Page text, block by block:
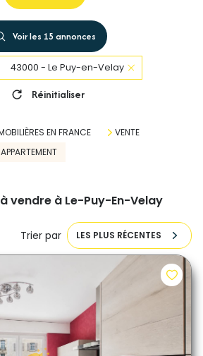
Voir les 15 annonces
43000 - Le Puy-en-Velay
Réinitialiser
EN FRANCE
VENTE
APPARTEMENT
vendre à Le-Puy-En-Velay
Trier par LES PLUS RÉCENTES